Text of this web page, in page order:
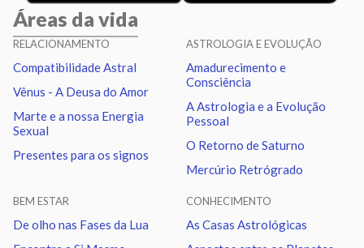
Lua Quadratura
Lua Marte
Lua Quadratura Netuno
Quiron
Lua Trígono Nodo norte
Áreas da vida
RELACIONAMENTO
Compatibilidade Astral
Vênus - A Deusa do Amor
Marte e a nossa Energia
Sexual
Presentes para os signos
ASTROLOGIA E EVOLUÇÃO
Amadurecimento e
Consciência
A Astrologia e a Evolução
Pessoal
O Retorno de Saturno
Mercúrio Retrógrado
BEM ESTAR
De olho nas Fases da Lua
CONHECIMENTO
As Casas Astrológicas